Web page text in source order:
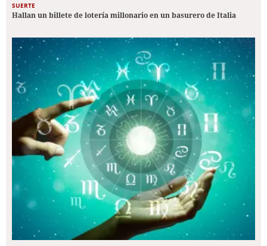
SUERTE
Hallan un billete de lotería millonario en un basurero de Italia